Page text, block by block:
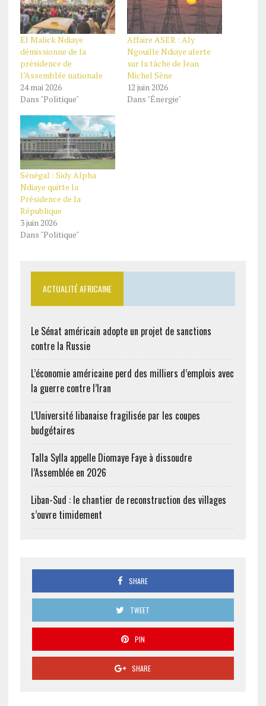
El Malick Ndiaye
démissionne de la
présidence de
l’Assemblée nationale
24 mai 2026
Dans "Politique"
Affaire ASER : Aly
Ngouille Ndiaye alerte
sur la tâche de Jean
Michel Sène
12 juin 2026
Dans "Énergie"
Sénégal : Sidy Alpha
Ndiaye quitte la
Présidence de la
République
3 juin 2026
Dans "Politique"
ACTUALITÉ AFRICAINE
Le Sénat américain adopte un projet de sanctions
contre la Russie
L’économie américaine perd des milliers d’emplois avec
la guerre contre l’Iran
L’Université libanaise fragilisée par les coupes
budgétaires
Talla Sylla appelle Diomaye Faye à dissoudre
l’Assemblée en 2026
Liban-Sud : le chantier de reconstruction des villages
s’ouvre timidement
SHARE
TWEET
PIN
SHARE